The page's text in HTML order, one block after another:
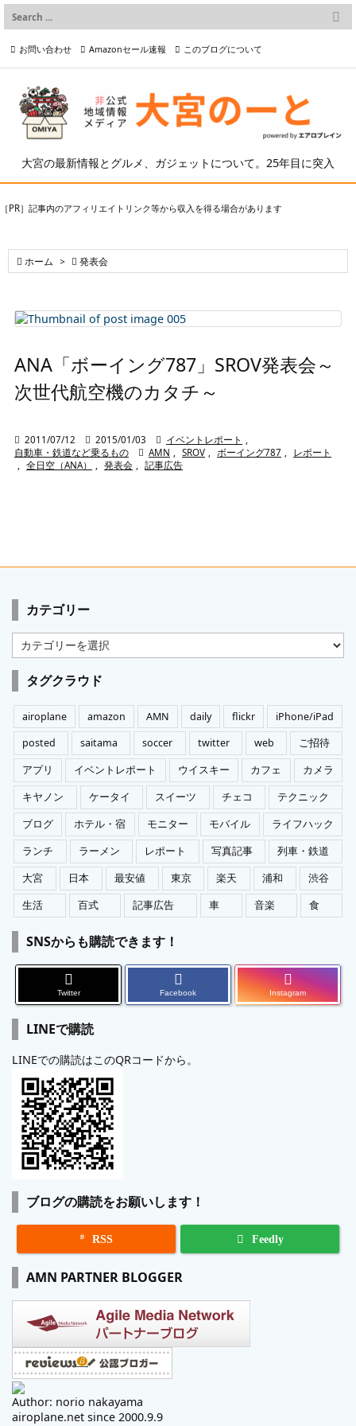
大宮の最新情報とグルメ、ガジェットについて。25年目に突入

メニュー

検索
お問い合わせ Amazonセール速報 このブログについて
プライバシーポリシー等
［PR］記事内のアフィリエイトリンク等から収入を得る場合があります
 ホーム >  発表会
ANA「ボーイング787」SROV発表会～
次世代航空機のカタチ～
 2011/07/12  2015/01/03  イベントレポート
自動車・鉄道など乗るもの
 AMN SROV ボーイング787
レポート
全日空（ANA） 発表会 記事広告
カテゴリー
テ
ゴ
ー
タグクラウド
airoplane amazon AMN daily flickr
iPhone/iPad
posted
saitama soccer twitter web
ご招待
アプリ
イベントレポート ウイスキー カフェ
カメラ
キヤノン
ケータイ スイーツ チェコ
テクニック
ブログ
ホテル・宿 モニター モバイル
ライフハック
ランチ
ラーメン レポート 写真記事
列車・鉄道
大宮
日本 最安値 東京 楽天 浦和
渋谷
生活
百式 記事広告 車 音楽 食
SNSからも購読できます！
Twitter Facebook Instagram
LINEで購読
LINEでの購読はこのQRコードから。
ブログの購読をお願いします！
 RSS Feedly
AMN PARTNER BLOGGER
Author: norio nakayama
airoplane.net since 2000.9.9